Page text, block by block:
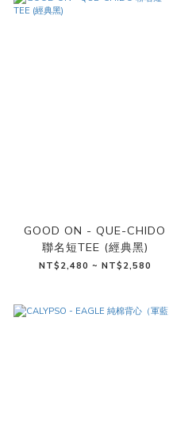
GOOD ON - QUE-CHIDO
聯名短TEE (經典黑)
NT$2,480 ~ NT$2,580